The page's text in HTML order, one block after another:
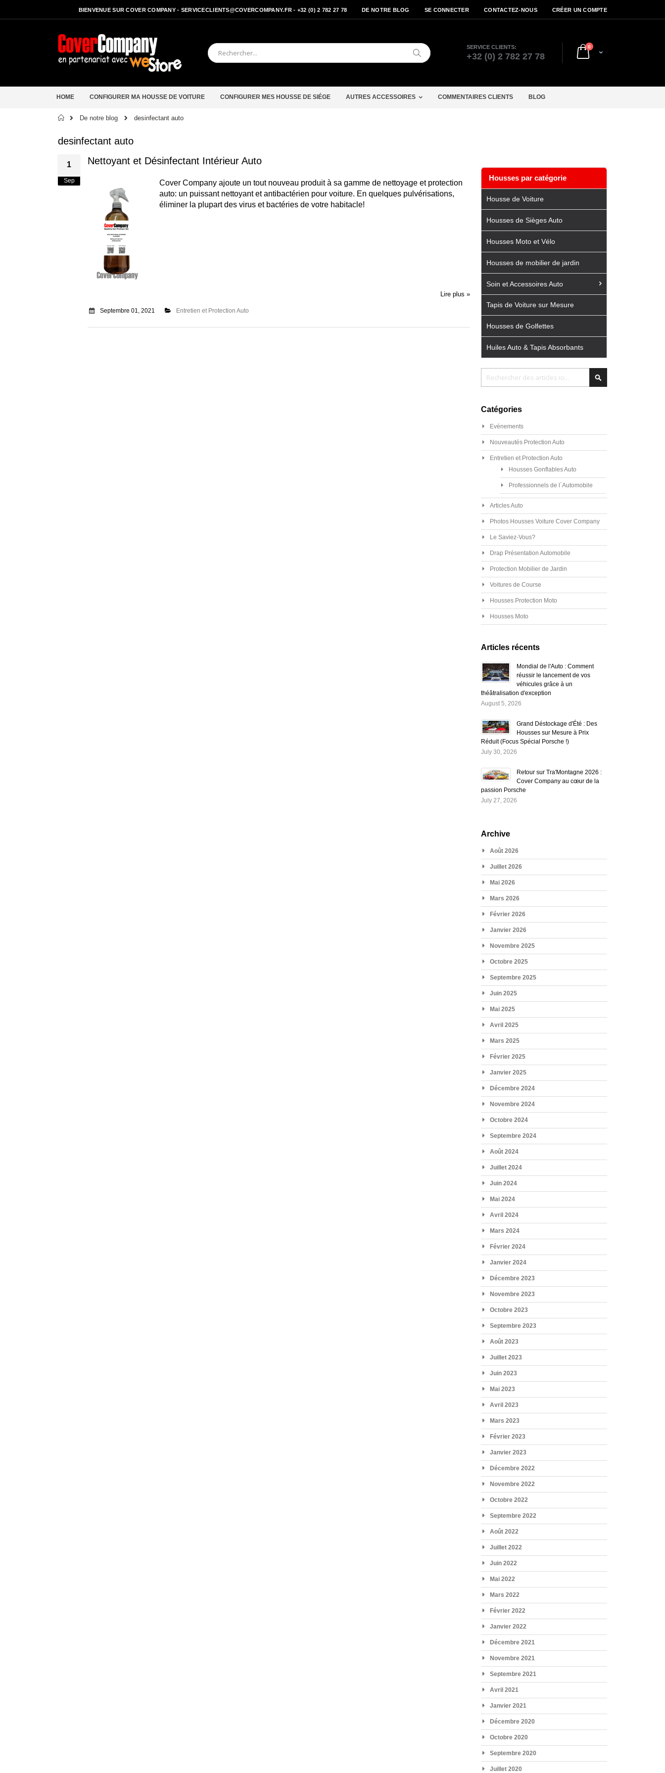
BIENVENUE SUR COVER COMPANY - SERVICECLIENTS@COVERCOMPANY.FR - +32 (0) 2 782 27 78 DE NOTRE BLOG SE CONNECTER CONTACTEZ-NOUS CRÉER UN COMPTE
Cart
0articles
Chercher
SERVICE CLIENTS:
+32 (0) 2 782 27 78
HOME CONFIGURER MA HOUSSE DE VOITURE CONFIGURER MES HOUSSE DE SIÉGE AUTRES ACCESSOIRES COMMENTAIRES CLIENTS BLOG
Accueil
De notre blog desinfectant auto
desinfectant auto
1
Sep
Nettoyant et Désinfectant Intérieur Auto
Cover Company ajoute un tout nouveau produit à sa gamme de nettoyage et protection
auto: un puissant nettoyant et antibactérien pour voiture. En quelques pulvérisations,
éliminer la plupart des virus et bactéries de votre habitacle!
Lire plus »
Septembre 01, 2021 Entretien et Protection Auto
Housses par catégorie
Housse de Voiture
Housses de Sièges Auto
Housses Moto et Vélo
Housses de mobilier de jardin
Soin et Accessoires Auto
Tapis de Voiture sur Mesure
Housses de Golfettes
Huiles Auto & Tapis Absorbants
Catégories
Evénements
Nouveautés Protection Auto
Entretien et Protection Auto
Housses Gonflables Auto
Professionnels de l´Automobile
Articles Auto
Photos Housses Voiture Cover Company
Le Saviez-Vous?
Drap Présentation Automobile
Protection Mobilier de Jardin
Voitures de Course
Housses Protection Moto
Housses Moto
Articles récents
Mondial de l'Auto : Comment
réussir le lancement de vos
véhicules grâce à un
théâtralisation d'exception
August 5, 2026
Grand Déstockage d'Été : Des
Housses sur Mesure à Prix
Réduit (Focus Spécial Porsche !)
July 30, 2026
Retour sur Tra'Montagne 2026 :
Cover Company au cœur de la
passion Porsche
July 27, 2026
Archive
Août 2026
Juillet 2026
Mai 2026
Mars 2026
Février 2026
Janvier 2026
Novembre 2025
Octobre 2025
Septembre 2025
Juin 2025
Mai 2025
Avril 2025
Mars 2025
Février 2025
Janvier 2025
Décembre 2024
Novembre 2024
Octobre 2024
Septembre 2024
Août 2024
Juillet 2024
Juin 2024
Mai 2024
Avril 2024
Mars 2024
Février 2024
Janvier 2024
Décembre 2023
Novembre 2023
Octobre 2023
Septembre 2023
Août 2023
Juillet 2023
Juin 2023
Mai 2023
Avril 2023
Mars 2023
Février 2023
Janvier 2023
Décembre 2022
Novembre 2022
Octobre 2022
Septembre 2022
Août 2022
Juillet 2022
Juin 2022
Mai 2022
Mars 2022
Février 2022
Janvier 2022
Décembre 2021
Novembre 2021
Septembre 2021
Avril 2021
Janvier 2021
Décembre 2020
Octobre 2020
Septembre 2020
Juillet 2020